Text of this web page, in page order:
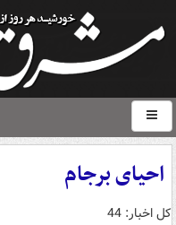
احیای برجام
کل اخبار: 44